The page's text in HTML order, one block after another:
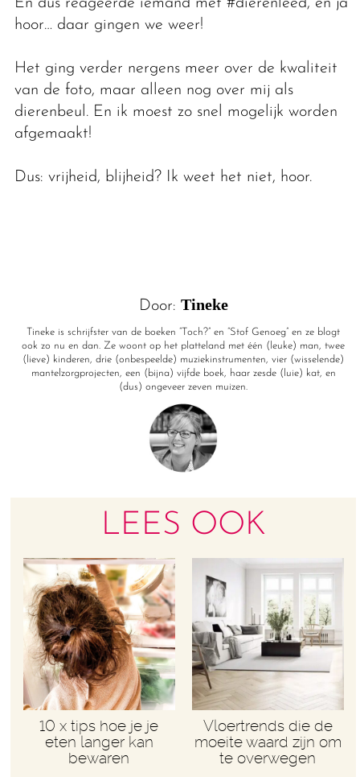
hoor… daar gingen we weer!
Het ging verder nergens meer over de kwaliteit
van de foto, maar alleen nog over mij als
dierenbeul. En ik moest zo snel mogelijk worden
afgemaakt!
Dus: vrijheid, blijheid? Ik weet het niet, hoor.
Door: Tineke
Tineke is schrijfster van de boeken “Toch?” en “Stof Genoeg” en ze blogt
ook zo nu en dan. Ze woont op het platteland met één (leuke) man, twee
(lieve) kinderen, drie (onbespeelde) muziekinstrumenten, vier (wisselende)
mantelzorgprojecten, een (bijna) vijfde boek, haar zesde (luie) kat, en
(dus) ongeveer zeven muizen.
LEES OOK
10 x tips hoe je je
eten langer kan
bewaren
Vloertrends die de
moeite waard zijn om
te overwegen